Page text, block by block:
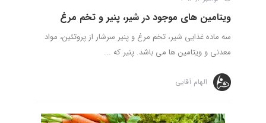
ویتامین های موجود در شیر، پنیر و تخم مرغ
سه ماده غذایی شیر، تخم مرغ و پنیر سرشار از پروتئین، مواد
معدنی و ویتامین ها می باشد. پنیر که ...
الهام آقایی